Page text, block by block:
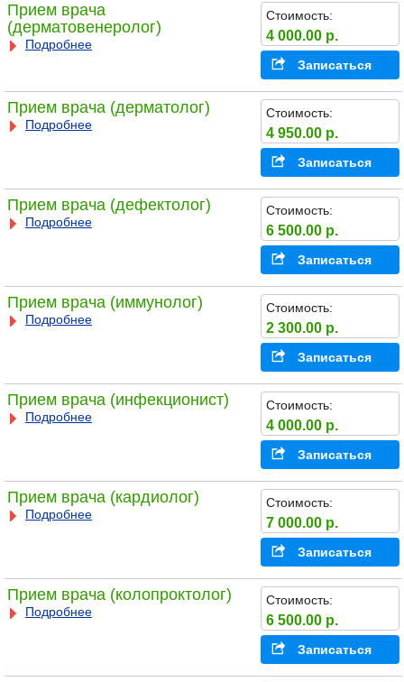
Прием врача
(дерматовенеролог)
Подробнее
Стоимость:
4 000.00 р.
Записаться
Прием врача (дерматолог)
Подробнее
Стоимость:
4 950.00 р.
Записаться
Прием врача (дефектолог)
Подробнее
Стоимость:
6 500.00 р.
Записаться
Прием врача (иммунолог)
Подробнее
Стоимость:
2 300.00 р.
Записаться
Прием врача (инфекционист)
Подробнее
Стоимость:
4 000.00 р.
Записаться
Прием врача (кардиолог)
Подробнее
Стоимость:
7 000.00 р.
Записаться
Прием врача (колопроктолог)
Подробнее
Стоимость:
6 500.00 р.
Записаться